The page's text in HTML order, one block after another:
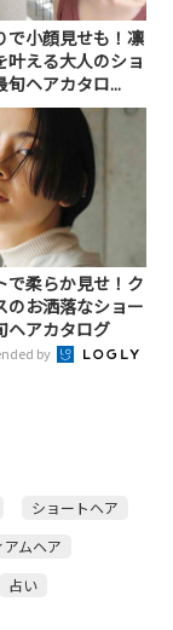
で小顔見せも！凛
叶える大人のショ
旬ヘアカタロ...
で柔らか見せ！ク
のお洒落なショー
ヘアカタログ
by
ショートヘア
アムヘア
占い